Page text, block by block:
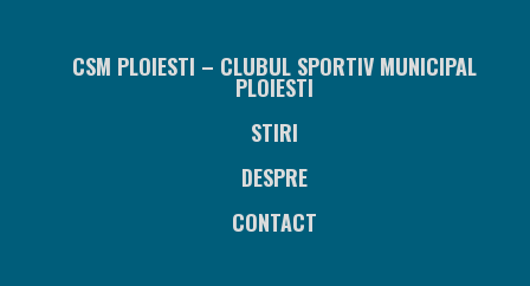
CSM PLOIESTI – CLUBUL SPORTIV MUNICIPAL
PLOIESTI
STIRI
DESPRE
CONTACT